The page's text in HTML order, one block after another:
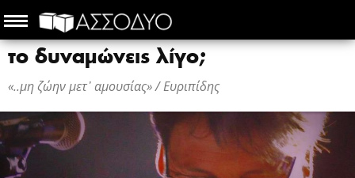
το δυναμώνεις λίγο;
«..μη ζώην μετ᾽ αμουσίας» / Ευριπίδης